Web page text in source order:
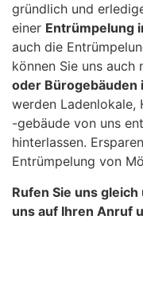
gründlich und
einer Entrümpelung
auch die
können Sie uns auch
oder Bürogebäuden
werden Ladenlokale,
-gebäude von uns
hinterlassen.
Entrümpelung von
Rufen Sie uns
uns auf Ihren Anruf